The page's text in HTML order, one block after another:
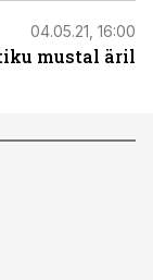
04.05.21, 16:00
mustal äril